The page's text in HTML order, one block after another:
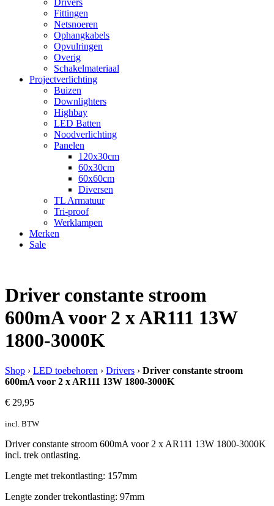
Drivers
Fittingen
Netsnoeren
Ophangkabels
Opvulringen
Overig
Schakelmateriaal
Projectverlichting
Buizen
Downlighters
Highbay
LED Batten
Noodverlichting
Panelen
120x30cm
60x30cm
60x60cm
Diversen
TL Armatuur
Tri-proof
Werklampen
Merken
Sale
Driver constante stroom
600mA voor 2 x AR111 13W
1800-3000K
Shop › LED toebehoren › Drivers › Driver constante stroom
600mA voor 2 x AR111 13W 1800-3000K
€ 29,95
incl. BTW
Driver constante stroom 600mA voor 2 x AR111 13W 1800-3000K
incl. trek ontlasting.
Lengte met trekontlasting: 157mm
Lengte zonder trekontlasting: 97mm